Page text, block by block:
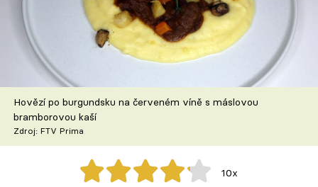
Škola vaření
Recepty z TV
Speciál: Cuketa
Těhotnej kuchař
Sledujte prima+
Hovězí po burgundsku na červeném víně s máslovou
bramborovou kaší
Zdroj: FTV Prima
10x